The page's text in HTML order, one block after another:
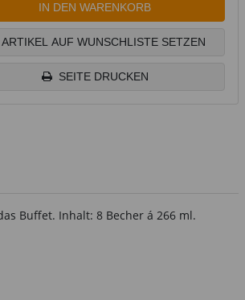
IN DEN WARENKORB
ARTIKEL AUF WUNSCHLISTE SETZEN
SEITE DRUCKEN
Buffet. Inhalt: 8 Becher á 266 ml.